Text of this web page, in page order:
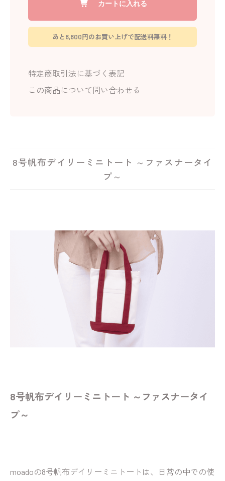
カートに入れる
あと8,800円のお買い上げで配送料無料！
特定商取引法に基づく表記
この商品について問い合わせる
8号帆布デイリーミニトート ～ファスナータイ
プ～
8号帆布デイリーミニトート ～ファスナータイ
プ～
moadoの8号帆布デイリーミニトートは、日常の中での使